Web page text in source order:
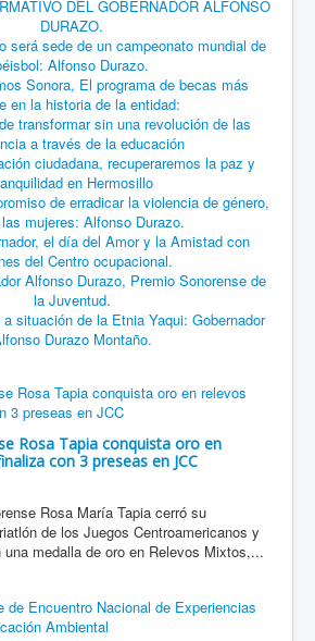
Rosa Tapia conquista oro en
con 3 preseas en JCC
Rosa María Tapia cerró su
de los Juegos Centroamericanos y
una medalla de oro en Relevos Mixtos,...